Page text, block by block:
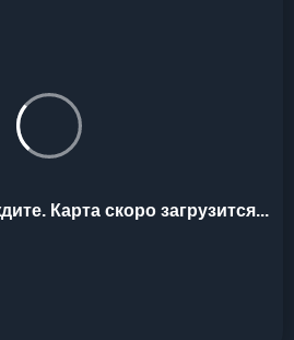
Карта скоро загрузится...